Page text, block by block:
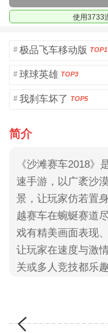
使用3733
# 极品飞车移动版 TOP1
# 球球英雄 TOP3
# 我刹车坏了 TOP5
简介
《沙滩赛车2018》
速手游，以广袤沙
景，让玩家仿若置
越赛车在蜿蜒赛道
戏有精美画面表现
让玩家在速度与激
关或多人竞技都乐